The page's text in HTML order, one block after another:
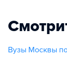
Вузы Москвы